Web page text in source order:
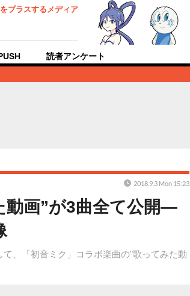
プラスするメディア
読者アンケート
動画”が3曲全て公開―
、「初音ミク」コラボ楽曲の"歌ってみた動
2018.9.3 Mon 15:23